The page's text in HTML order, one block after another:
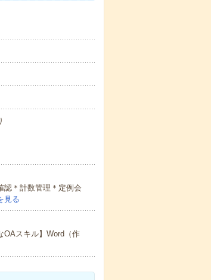
認＊計数管理＊定例会
見る
スキル】Word（作